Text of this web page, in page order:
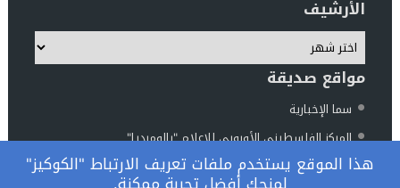
الأرشيف
مواقع صديقة
سما الإخبارية
المركز الفلسطيني الأوروبي للإعلام "بالوميديا"
مركز الناطور للدراسات والأبحاث
هذا الموقع يستخدم ملفات تعريف الارتباط "الكوكيز"